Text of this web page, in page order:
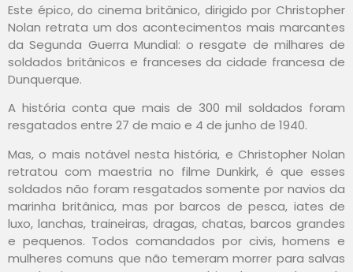
Este épico, do cinema britânico, dirigido por Christopher
Nolan retrata um dos acontecimentos mais marcantes
da Segunda Guerra Mundial: o resgate de milhares de
soldados britânicos e franceses da cidade francesa de
Dunquerque.
A história conta que mais de 300 mil soldados foram
resgatados entre 27 de maio e 4 de junho de 1940.
Mas, o mais notável nesta história, e Christopher Nolan
retratou com maestria no filme Dunkirk, é que esses
soldados não foram resgatados somente por navios da
marinha britânica, mas por barcos de pesca, iates de
luxo, lanchas, traineiras, dragas, chatas, barcos grandes
e pequenos. Todos comandados por civis, homens e
mulheres comuns que não temeram morrer para salvas